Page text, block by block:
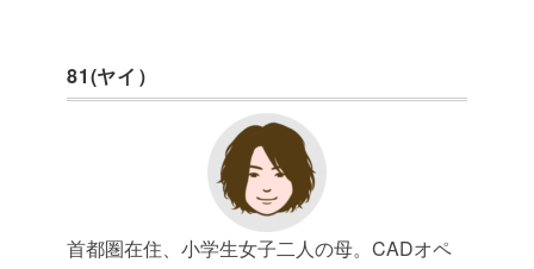
81(ヤイ）
首都圏在住、小学生女子二人の母。CADオペ